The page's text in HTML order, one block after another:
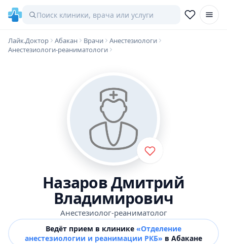
Лайк.Доктор Абакан Врачи
Анестезиологи
Анестезиологи-реаниматологи
Назаров Дмитрий
Владимирович
Анестезиолог-реаниматолог
Ведёт прием в клинике «Отделение
анестезиологии и реанимации РКБ» в Абакане